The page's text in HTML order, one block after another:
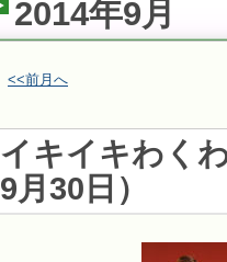
2014年9月
<<前月へ
イキイキわく
9月30日 ）